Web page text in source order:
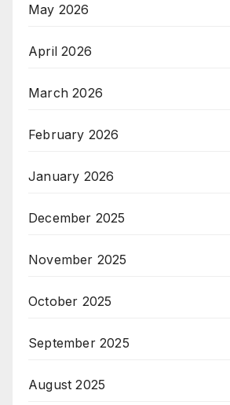
May 2026
April 2026
March 2026
February 2026
January 2026
December 2025
November 2025
October 2025
September 2025
August 2025